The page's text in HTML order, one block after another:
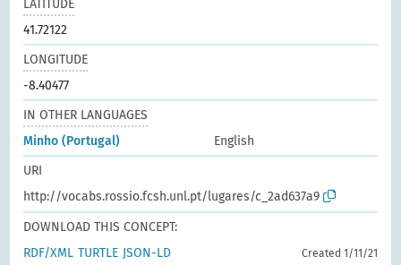
LATITUDE
41.72122
LONGITUDE
-8.40477
IN OTHER LANGUAGES
Minho (Portugal)
English
URI
http://vocabs.rossio.fcsh.unl.pt/lugares/c_2ad637a9
DOWNLOAD THIS CONCEPT:
RDF/XML TURTLE JSON-LD Created 1/11/21